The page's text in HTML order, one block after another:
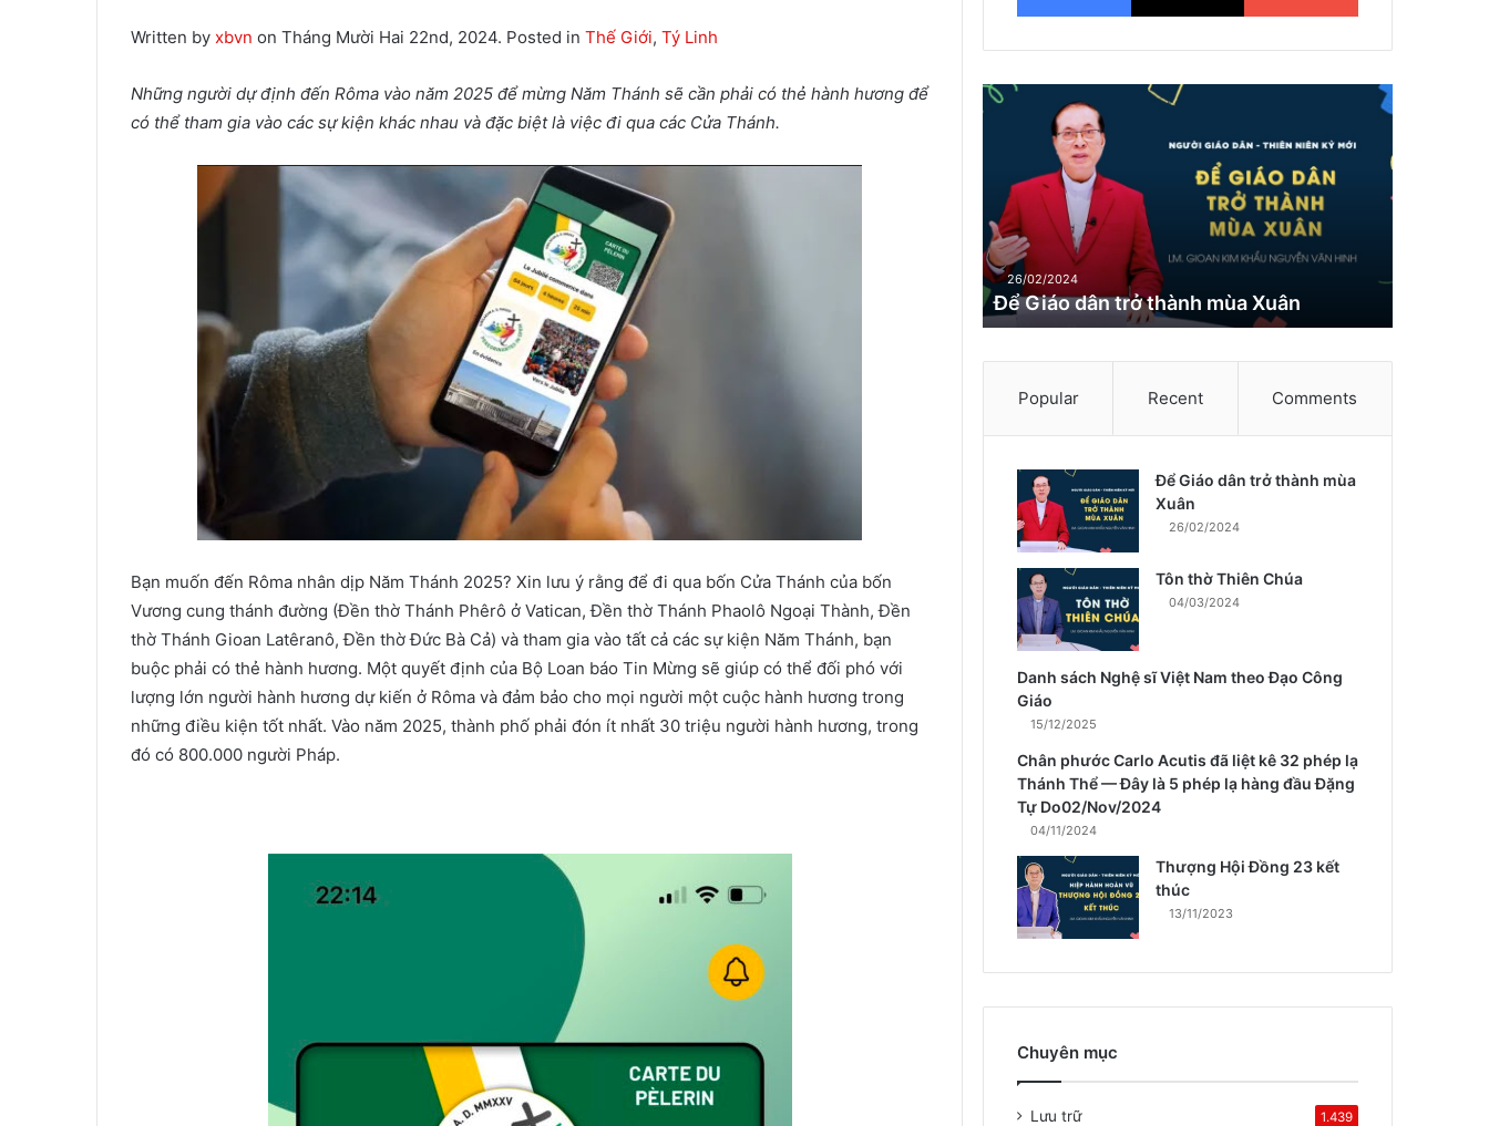
Written by xbvn on Tháng Mười Hai 22nd, 2024. Posted in Thế Giới, Tý Linh
Những người dự định đến Rôma vào năm 2025 để mừng Năm Thánh sẽ cần phải có thẻ hành hương để
có thể tham gia vào các sự kiện khác nhau và đặc biệt là việc đi qua các Cửa Thánh.
Bạn muốn đến Rôma nhân dịp Năm Thánh 2025? Xin lưu ý rằng để đi qua bốn Cửa Thánh của bốn
Vương cung thánh đường (Đền thờ Thánh Phêrô ở Vatican, Đền thờ Thánh Phaolô Ngoại Thành, Đền
thờ Thánh Gioan Latêranô, Đền thờ Đức Bà Cả) và tham gia vào tất cả các sự kiện Năm Thánh, bạn
buộc phải có thẻ hành hương. Một quyết định của Bộ Loan báo Tin Mừng sẽ giúp có thể đối phó với
lượng lớn người hành hương dự kiến ​​ở Rôma và đảm bảo cho mọi người một cuộc hành hương trong
những điều kiện tốt nhất. Vào năm 2025, thành phố phải đón ít nhất 30 triệu người hành hương, trong
đó có 800.000 người Pháp.
Đ
ể
d
â
n
t
r
26/02/2024
Để Giáo dân trở thành mùa Xuân
Popular Recent Comments
Để Giáo dân trở thành mùa
Xuân
26/02/2024
Tôn thờ Thiên Chúa
04/03/2024
Danh sách Nghệ sĩ Việt Nam theo Đạo Công
Giáo
15/12/2025
Chân phước Carlo Acutis đã liệt kê 32 phép lạ
Thánh Thể — Đây là 5 phép lạ hàng đầu Đặng
Tự Do02/Nov/2024
04/11/2024
Thượng Hội Đồng 23 kết
thúc
13/11/2023
Chuyên mục
Lưu trữ 1.439